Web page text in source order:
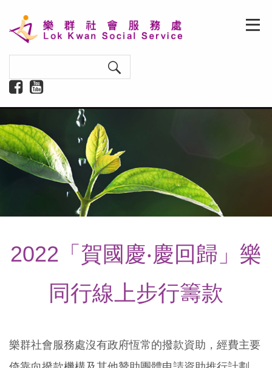
2022「賀國慶‧慶回歸」樂
同行線上步行籌款
樂群社會服務處沒有政府恆常的撥款資助，經費主要